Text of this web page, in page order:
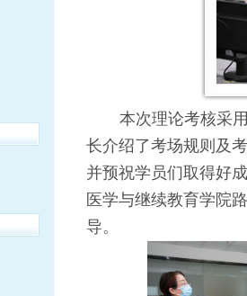
本次理论考核采
长介绍了考场规则及
并预祝学员们取得好
医学与继续教育学院
导。